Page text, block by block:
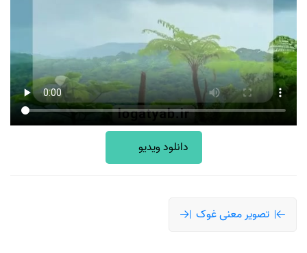
دانلود ویدیو
تصویر معنی غوک